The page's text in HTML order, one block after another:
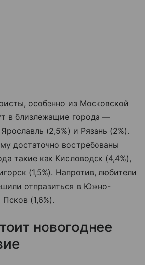
особенно из Московской
в близлежащие города —
(2,5%) и Рязань (2%).
достаточно востребованы
такие как Кисловодск (4,4%),
(1,5%). Напротив, любители
отправиться в Южно-
(1,6%).
новогоднее